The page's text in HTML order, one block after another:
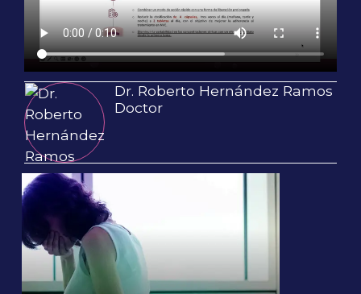
Dr. Roberto Hernández Ramos
Doctor